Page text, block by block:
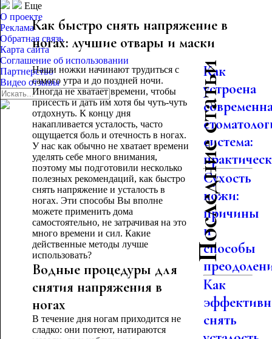
Еще
О проекте
Реклама
Обратная связь
Карта сайта
Соглашение об использовании
Партнерство
Видео отзывы
Как быстро снять напряжение в
ногах: лучшие отвары и маски
Наши ножки начинают трудиться с
самого утра и до поздней ночи.
Иногда не хватает времени, чтобы
присесть и дать им хотя бы чуть-чуть
отдохнуть. К концу дня
накапливается усталость, часто
ощущается боль и отечность в ногах.
У нас как обычно не хватает времени
уделять себе много внимания,
поэтому мы подготовили несколько
полезных рекомендаций, как быстро
снять напряжение и усталость в
ногах. Эти способы Вы вполне
можете применить дома
самостоятельно, не затрачивая на это
много времени и сил. Какие
действенные методы лучше
использовать?
Водные процедуры для
снятия напряжения в
ногах
В течение дня ногам приходится не
сладко: они потеют, натираются
Последние статьи
Как
устроена
система:
Сухость
кожи:
причины
и
способы
Как
снять